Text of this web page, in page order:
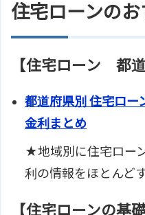
住宅ローンの
【住宅ローン 都
都道府県別 住宅ロー
金利まとめ
★地域別に住宅ロー
利の情報をほとんど
【住宅ローンの基